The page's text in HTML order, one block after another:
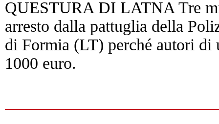
QUESTURA DI LATNA Tre
arresto dalla pattuglia della
di Formia (LT) perché autori di
1000 euro.